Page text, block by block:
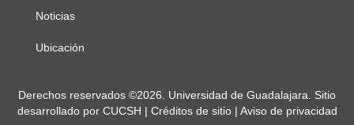
Noticias
Ubicación
Derechos
Derechos reservados ©2026. Universidad de Guadalajara. Sitio
desarrollado por CUCSH | Créditos de sitio| Aviso de privacidad